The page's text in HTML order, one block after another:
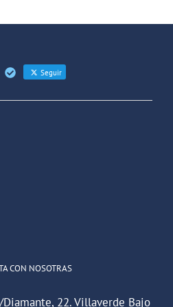
Seguir
CON NOSOTRAS
Diamante, 22. Villaverde Bajo